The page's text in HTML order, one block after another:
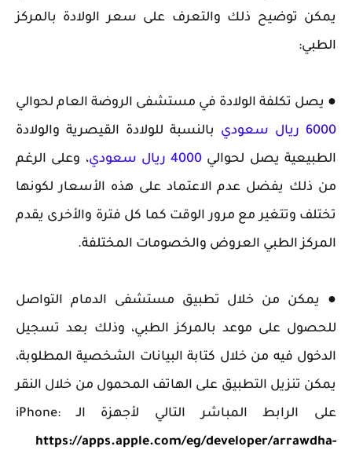
يمكن توضيح ذلك والتعرف على سعر الولادة بالمركز
الطبي:
● يصل تكلفة الولادة في مستشفى الروضة العام لحوالي
6000 ريال سعودي
بالنسبة للولادة القيصرية والولادة
الطبيعية يصل لحوالي 4000 ريال سعودي
، وعلى الرغم
من ذلك يفضل عدم الاعتماد على هذه الأسعار لكونها
تختلف وتتغير مع مرور الوقت كما كل فترة والأخرى يقدم
المركز الطبي العروض والخصومات المختلفة.
● يمكن من خلال تطبيق مستشفى الدمام التواصل
للحصول على موعد بالمركز الطبي، وذلك بعد تسجيل
الدخول فيه من خلال كتابة البيانات الشخصية المطلوبة،
يمكن تنزيل التطبيق على الهاتف المحمول من خلال النقر
على الرابط المباشر التالي لأجهزة الـ iPhone:
https://apps.apple.com/eg/developer/arrawdha-